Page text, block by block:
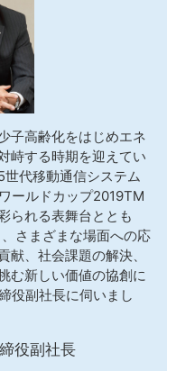
子高齢化をはじめエネ
峙する時期を迎えてい
代移動通信システム
ールドカップ2019TM
られる表舞台ととも
さまざまな場面への応
献、社会課題の解決、
む新しい価値の協創に
役副社長に伺いまし
役副社長